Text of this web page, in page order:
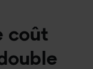
coût